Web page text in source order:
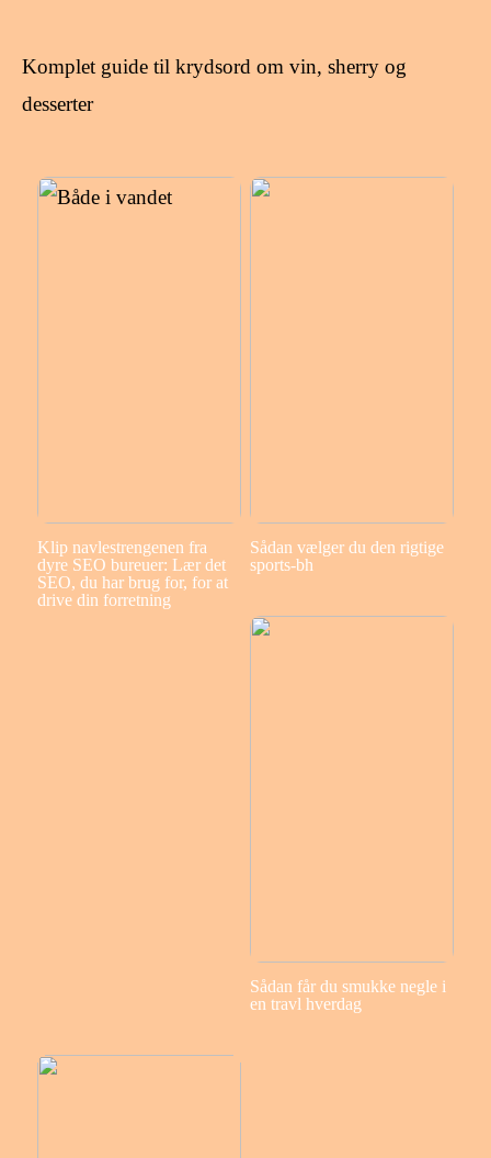
Komplet guide til krydsord om vin, sherry og
desserter
Klip navlestrengenen fra
dyre SEO bureuer: Lær det
SEO, du har brug for, for at
drive din forretning
Sådan vælger du den rigtige
sports-bh
Sådan får du smukke negle i
en travl hverdag